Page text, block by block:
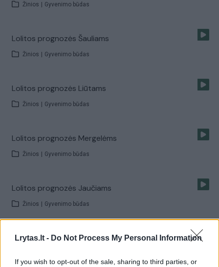
Lrytas.lt - Do Not Process My Personal Information
If you wish to opt-out of the sale, sharing to third parties, or
Žinios Gyvenimo būdas
Lolitos prognozės Šauliams
Žinios Gyvenimo būdas
Lolitos prognozės Liūtams
Žinios Gyvenimo būdas
Lolitos prognozės Mergelėms
Žinios Gyvenimo būdas
Lolitos prognozės Jaučiams
Žinios Gyvenimo būdas
Lolitos prognozės Dvyniams